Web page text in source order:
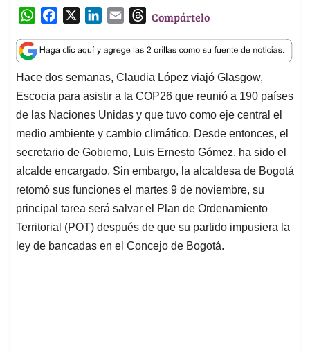
W
a
t
s
A
p
p
c
e
b
o
o
k
n
k
e
d
I
n
a
i
l
T
r
e
a
d
s
Compártelo
Hace dos semanas, Claudia López viajó Glasgow,
Escocia para asistir a la COP26 que reunió a 190 países
de las Naciones Unidas y que tuvo como eje central el
medio ambiente y cambio climático. Desde entonces, el
secretario de Gobierno, Luis Ernesto Gómez, ha sido el
alcalde encargado. Sin embargo, la alcaldesa de Bogotá
retomó sus funciones el martes 9 de noviembre, su
principal tarea será salvar el Plan de Ordenamiento
Territorial (POT) después de que su partido impusiera la
ley de bancadas en el Concejo de Bogotá.